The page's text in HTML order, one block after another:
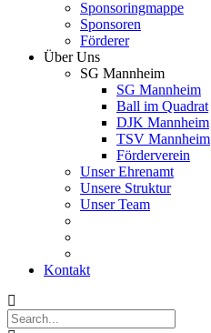
Sponsoringmappe
Sponsoren
Förderer
Über Uns
SG Mannheim
SG Mannheim
Ball im Quadrat
DJK Mannheim
TSV Mannheim
Förderverein
Unser Ehrenamt
Unsere Struktur
Unser Team
Kontakt